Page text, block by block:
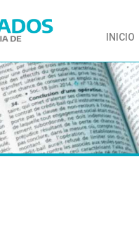
INICIO